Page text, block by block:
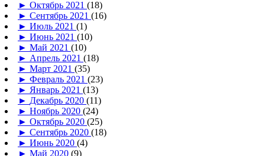
► Октябрь 2021 (18)
► Сентябрь 2021 (16)
► Июль 2021 (1)
► Июнь 2021 (10)
► Май 2021 (10)
► Апрель 2021 (18)
► Март 2021 (35)
► Февраль 2021 (23)
► Январь 2021 (13)
► Декабрь 2020 (11)
► Ноябрь 2020 (24)
► Октябрь 2020 (25)
► Сентябрь 2020 (18)
► Июнь 2020 (4)
► Май 2020 (9)